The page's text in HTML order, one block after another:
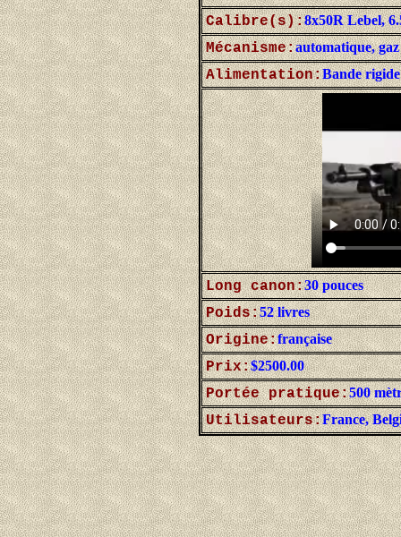
Calibre(s):8x50R Lebel,
Mécanisme:automatique, gaz
Alimentation:Bande
Long canon:30 pouces
Poids:52 livres
Origine:française
Prix:$2500.00
Portée pratique:500
Utilisateurs:France,